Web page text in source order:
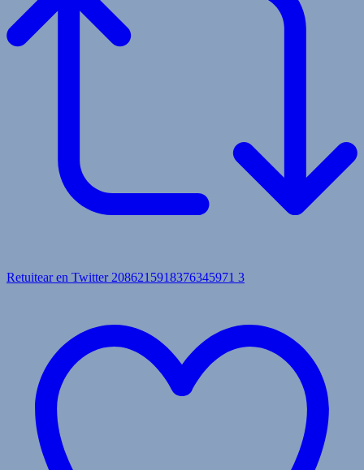
Retuitear en Twitter 2086215918376345971 3